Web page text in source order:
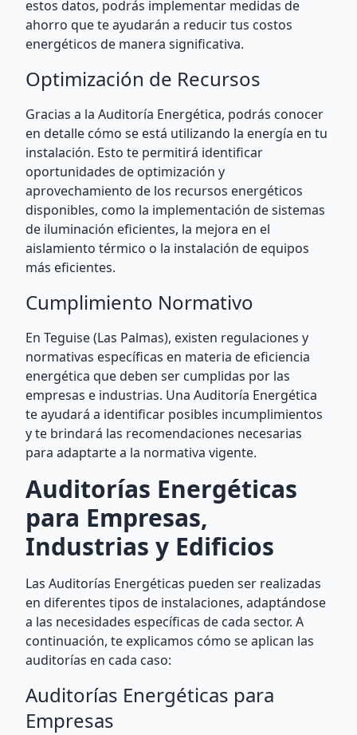
estos datos, podrás implementar medidas de
ahorro que te ayudarán a reducir tus costos
energéticos de manera significativa.
Optimización de Recursos
Gracias a la Auditoría Energética, podrás conocer
en detalle cómo se está utilizando la energía en tu
instalación. Esto te permitirá identificar
oportunidades de optimización y
aprovechamiento de los recursos energéticos
disponibles, como la implementación de sistemas
de iluminación eficientes, la mejora en el
aislamiento térmico o la instalación de equipos
más eficientes.
Cumplimiento Normativo
En Teguise (Las Palmas), existen regulaciones y
normativas específicas en materia de eficiencia
energética que deben ser cumplidas por las
empresas e industrias. Una Auditoría Energética
te ayudará a identificar posibles incumplimientos
y te brindará las recomendaciones necesarias
para adaptarte a la normativa vigente.
Auditorías Energéticas
para Empresas,
Industrias y Edificios
Las Auditorías Energéticas pueden ser realizadas
en diferentes tipos de instalaciones, adaptándose
a las necesidades específicas de cada sector. A
continuación, te explicamos cómo se aplican las
auditorías en cada caso:
Auditorías Energéticas para
Empresas